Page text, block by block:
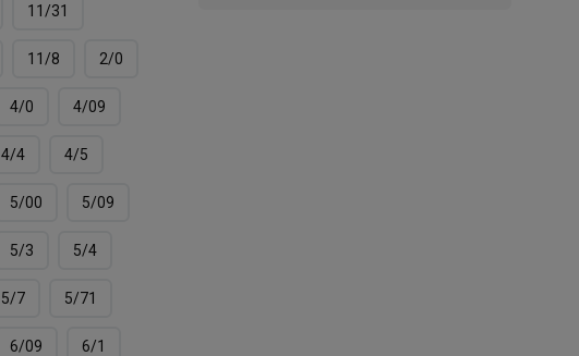
11/31
11/8 2/0
4/0 4/09
4/4 4/5
5/00 5/09
5/3 5/4
5/7 5/71
6/09 6/1